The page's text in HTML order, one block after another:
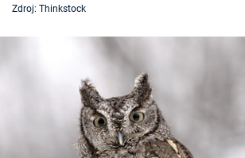
Časopis
Sledujte prima+
Přihlášení
Zdroj: Thinkstock